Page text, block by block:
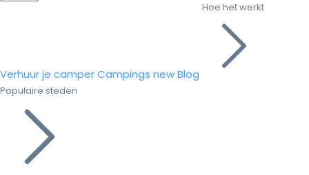
Verhuur je camperCampings newBlog
Hoe het werkt
Populaire steden